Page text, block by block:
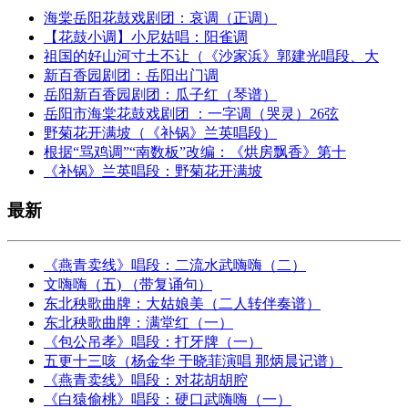
海棠岳阳花鼓戏剧团：哀调（正调）
【花鼓小调】小尼姑唱：阳雀调
祖国的好山河寸土不让（《沙家浜》郭建光唱段、大
新百香园剧团：岳阳出门调
岳阳新百香园剧团：瓜子红（琴谱）
岳阳市海棠花鼓戏剧团 ：一字调（哭灵）26弦
野菊花开满坡（《补锅》兰英唱段）
根据“骂鸡调”“南数板”改编：《烘房飘香》第十
《补锅》兰英唱段：野菊花开满坡
最新
《燕青卖线》唱段：二流水武嗨嗨（二）
文嗨嗨（五) （带复诵句）
东北秧歌曲牌：大姑娘美（二人转伴奏谱）
东北秧歌曲牌：满堂红（一）
《包公吊孝》唱段：打牙牌（一）
五更十三咳（杨金华 于晓菲演唱 那炳晨记谱）
《燕青卖线》唱段：对花胡胡腔
《白猿偷桃》唱段：硬口武嗨嗨（一）